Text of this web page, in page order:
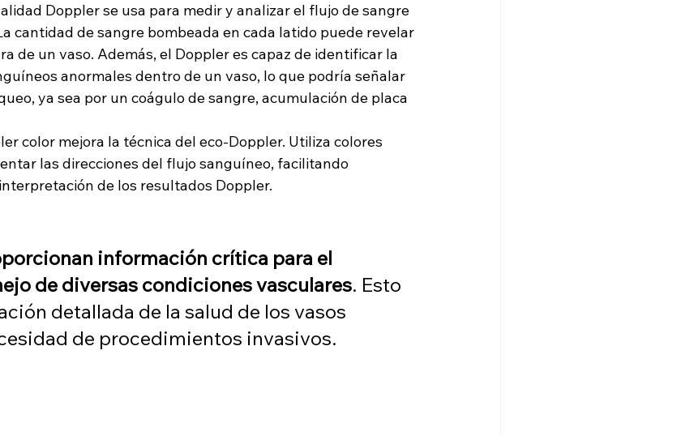
Doppler se usa para medir y analizar el flujo de sangre
cantidad de sangre bombeada en cada latido puede revelar
de un vaso. Además, el Doppler es capaz de identificar la
anormales dentro de un vaso, lo que podría señalar
ya sea por un coágulo de sangre, acumulación de placa
color mejora la técnica del eco-Doppler. Utiliza colores
las direcciones del flujo sanguíneo, facilitando
de los resultados Doppler.
información crítica para el
de diversas condiciones vasculares. Esto
detallada de la salud de los vasos
de procedimientos invasivos.